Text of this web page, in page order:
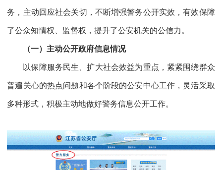
务，主动回应社会关切，不断增强警务公开实效，有效保障
了公众知情权、监督权，提升了公安机关的公信力。
（一）主动公开政府信息情况
以保障服务民生、扩大社会效益为重点，紧紧围绕群众
普遍关心的热点问题和各个阶段的公安中心工作，灵活采取
多种形式，积极主动地做好警务信息公开工作。